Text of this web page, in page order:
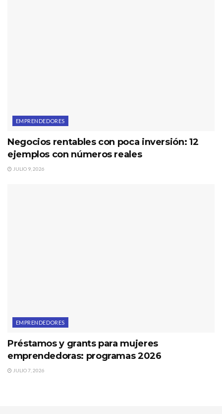
EMPRENDEDORES
Negocios rentables con poca inversión: 12
ejemplos con números reales
JULIO 9, 2026
EMPRENDEDORES
Préstamos y grants para mujeres
emprendedoras: programas 2026
JULIO 7, 2026